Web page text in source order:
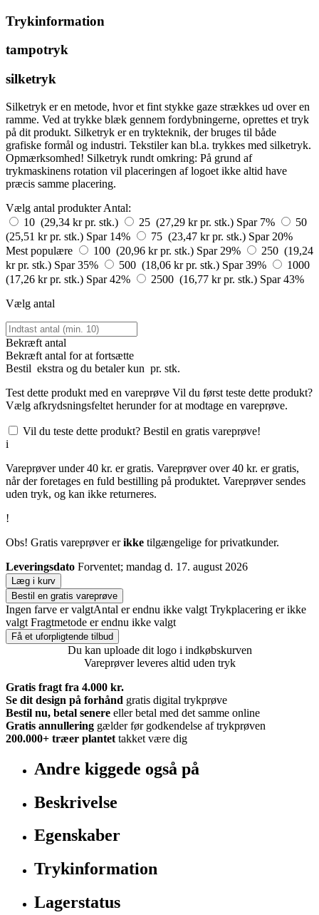
Trykinformation
tampotryk
silketryk
Silketryk er en metode, hvor et fint stykke gaze strækkes ud over en
ramme. Ved at trykke blæk gennem fordybningerne, oprettes et tryk
på dit produkt. Silketryk er en trykteknik, der bruges til både
grafiske formål og industri. Tekstiler kan bl.a. trykkes med silketryk.
Opmærksomhed! Silketryk rundt omkring: På grund af
trykmaskinens rotation vil placeringen af logoet ikke altid have
præcis samme placering.
Vælg antal produkter Antal:
10 (29,34 kr pr. stk.)
25 (27,29 kr pr. stk.) Spar 7%
50
(25,51 kr pr. stk.) Spar 14% 75 (23,47 kr pr. stk.) Spar 20%
Mest populære
100 (20,96 kr pr. stk.) Spar 29%
250 (19,24
kr pr. stk.) Spar 35% 500 (18,06 kr pr. stk.) Spar 39%
1000
(17,26 kr pr. stk.) Spar 42% 2500 (16,77 kr pr. stk.) Spar 43%
Vælg antal
Bekræft antal
Bekræft antal for at fortsætte
Bestil ekstra og du betaler kun pr. stk.
Test dette produkt med en vareprøve Vil du først teste dette produkt?
Vælg afkrydsningsfeltet herunder for at modtage en vareprøve.
Vil du teste dette produkt? Bestil en gratis vareprøve!
i
Vareprøver under 40 kr. er gratis. Vareprøver over 40 kr. er gratis,
når der foretages en fuld bestilling på produktet. Vareprøver sendes
uden tryk, og kan ikke returneres.
!
Obs! Gratis vareprøver erikke tilgængelige for privatkunder.
Leveringsdato Forventet; mandag d. 17. august 2026
Læg i kurv
Bestil en gratis vareprøve
Ingen farve er valgtAntal er endnu ikke valgt Trykplacering er ikke
valgt Fragtmetode er endnu ikke valgt
Få et uforpligtende tilbud
Du kan uploade dit logo i indkøbskurven
Vareprøver leveres altid uden tryk
Gratis fragt fra 4.000 kr.
Se dit design på forhånd gratis digital trykprøve
Bestil nu, betal senere eller betal med det samme online
Gratis annullering gælder før godkendelse af trykprøven
200.000+ træer plantet takket være dig
Andre kiggede også på
Beskrivelse
Egenskaber
Trykinformation
Lagerstatus